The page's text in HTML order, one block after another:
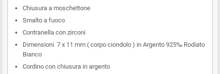
Chiusura a moschettone
Smalto a fuoco
Contranella con zirconi
Dimensioni 7 x 11 mm ( corpo ciondolo ) in Argento 925‰ Rodiato
Bianco
Cordino con chiusura in argento